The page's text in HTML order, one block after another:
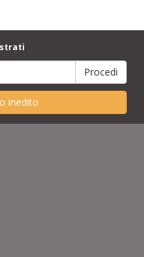
inedito